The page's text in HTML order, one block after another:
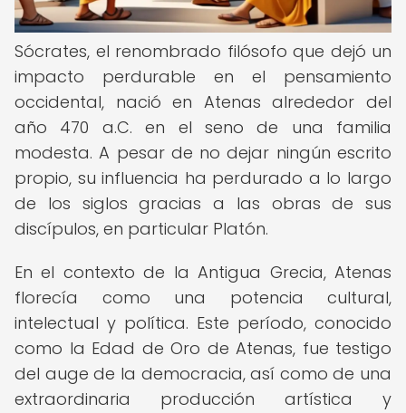
Sócrates, el renombrado filósofo que dejó un
impacto perdurable en el pensamiento
occidental, nació en Atenas alrededor del
año 470 a.C. en el seno de una familia
modesta. A pesar de no dejar ningún escrito
propio, su influencia ha perdurado a lo largo
de los siglos gracias a las obras de sus
discípulos, en particular Platón.
En el contexto de la Antigua Grecia, Atenas
florecía como una potencia cultural,
intelectual y política. Este período, conocido
como la Edad de Oro de Atenas, fue testigo
del auge de la democracia, así como de una
extraordinaria producción artística y